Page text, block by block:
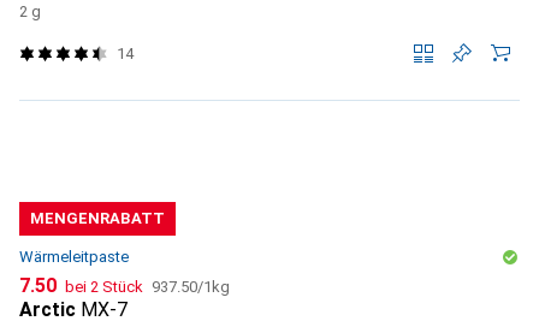
2 g
14
MENGENRABATT
Wärmeleitpaste
CHF
7.50 bei 2 Stück CHF
937.50/1kg
Arctic MX-7